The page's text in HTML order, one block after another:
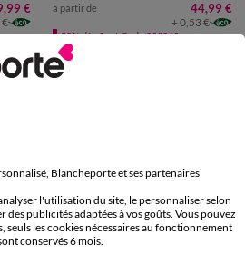
€
€
à partir de 44,99 €
+ 0,53 €
-50% dès 2 art Code 899013
Blancheporte et ses partenaires
l'utilisation du site, le personnaliser selon
des publicités adaptées à vos goûts. Vous pouvez
seuls les cookies nécessaires au fonctionnement
conservés 6 mois.